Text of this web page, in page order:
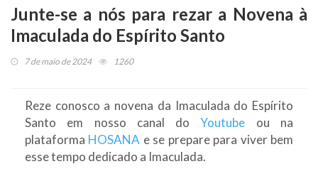
Junte-se a nós para rezar a Novena à
Imaculada do Espírito Santo
7 de maio de 2024 1260
Reze conosco a novena da Imaculada do Espírito
Santo em nosso canal doYoutube ou na
plataforma HOSANA e se prepare para viver bem
esse tempo dedicado a Imaculada.